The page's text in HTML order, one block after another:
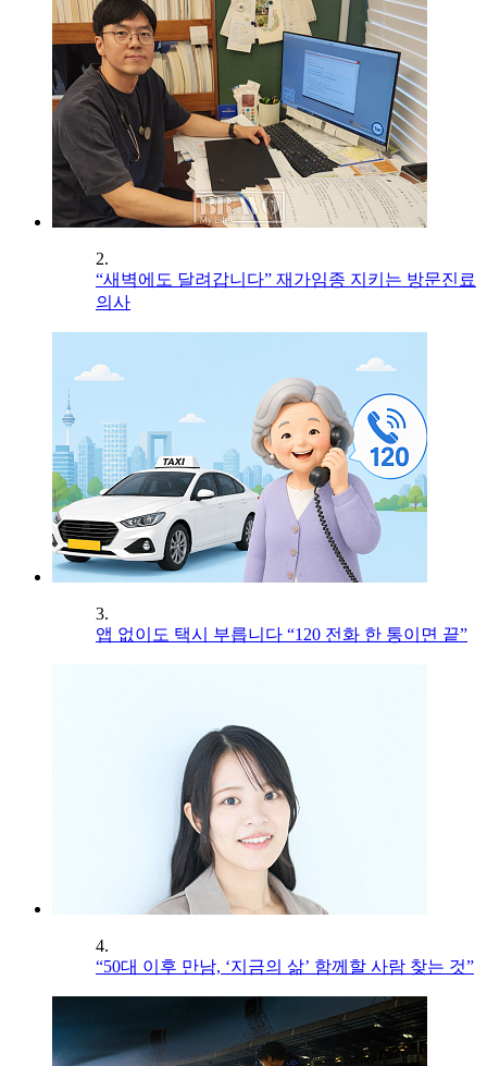
2.
“새벽에도 달려갑니다” 재가임종 지키는 방문진료
의사
3.
앱 없이도 택시 부릅니다 “120 전화 한 통이면 끝”
4.
“50대 이후 만남, ‘지금의 삶’ 함께할 사람 찾는 것”